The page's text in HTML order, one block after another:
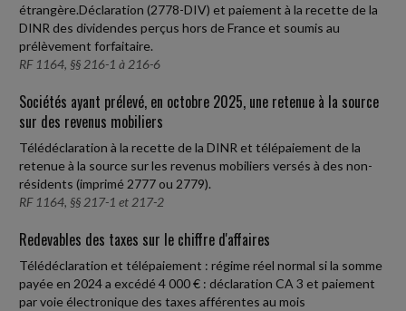
étrangère.Déclaration (2778-DIV) et paiement à la recette de la
DINR des dividendes perçus hors de France et soumis au
prélèvement forfaitaire.
RF 1164, §§ 216-1 à 216-6
Sociétés ayant prélevé, en octobre 2025, une retenue à la source
sur des revenus mobiliers
Télédéclaration à la recette de la DINR et télépaiement de la
retenue à la source sur les revenus mobiliers versés à des non-
résidents (imprimé 2777 ou 2779).
RF 1164, §§ 217-1 et 217-2
Redevables des taxes sur le chiffre d'affaires
Télédéclaration et télépaiement : régime réel normal si la somme
payée en 2024 a excédé 4 000 € : déclaration CA 3 et paiement
par voie électronique des taxes afférentes au mois